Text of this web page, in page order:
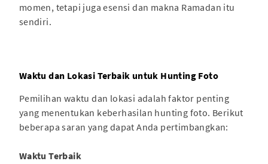
momen, tetapi juga esensi dan makna Ramadan itu
sendiri.
Waktu dan Lokasi Terbaik untuk Hunting Foto
Pemilihan waktu dan lokasi adalah faktor penting
yang menentukan keberhasilan hunting foto. Berikut
beberapa saran yang dapat Anda pertimbangkan:
Waktu Terbaik